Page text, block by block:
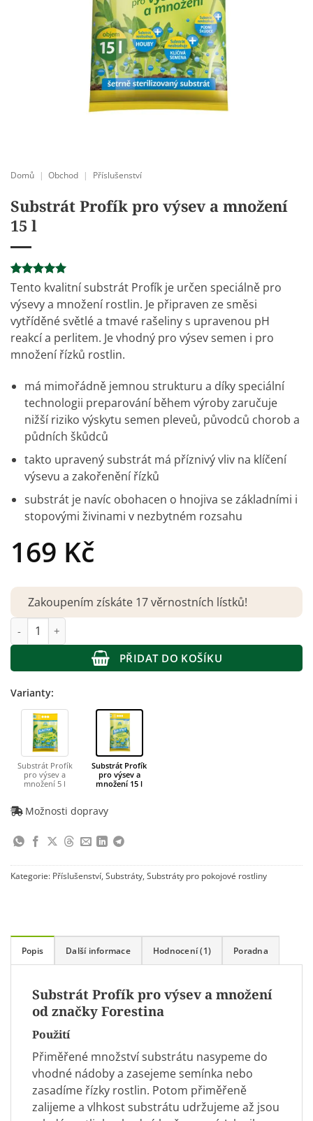
Domů | Obchod | Příslušenství
Substrát Profík pro výsev a množení
15 l
Hodnoceno
základě
1
hodnocení
zákazníka
Tento kvalitní substrát Profík je určen speciálně pro
výsevy a množení rostlin. Je připraven ze směsi
vytříděné světlé a tmavé rašeliny s upravenou pH
reakcí a perlitem. Je vhodný pro výsev semen i pro
množení řízků rostlin.
má mimořádně jemnou strukturu a díky speciální
technologii preparování během výroby zaručuje
nižší riziko výskytu semen pleveů, původců chorob a
půdních škůdců
takto upravený substrát má příznivý vliv na klíčení
výsevu a zakořenění řízků
substrát je navíc obohacen o hnojiva se základními i
stopovými živinami v nezbytném rozsahu
169 Kč
Zakoupením získáte 17 věrnostních lístků!
Substrát Profík pro výsev a množení 15 l množství
PŘIDAT DO KOŠÍKU
Varianty:
Substrát Profík
pro výsev a
množení 5 l
Substrát Profík
pro výsev a
množení 15 l
Možnosti dopravy
Kategorie: Příslušenství, Substráty, Substráty pro pokojové rostliny
Popis Další informace Hodnocení (1) Poradna
Substrát Profík pro výsev a množení
od značky Forestina
Použití
Přiměřené množství substrátu nasypeme do
vhodné nádoby a zasejeme semínka nebo
zasadíme řízky rostlin. Potom přiměřeně
zalijeme a vlhkost substrátu udržujeme až jsou